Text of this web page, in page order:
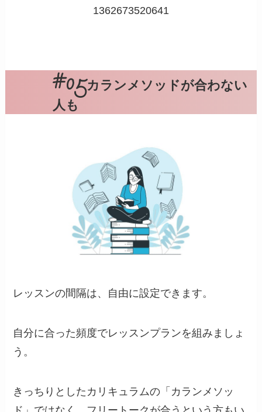
1362673520641
カランメソッドが合わない
人も
レッスンの間隔は、自由に設定できます。
自分に合った頻度でレッスンプランを組みましょ
う。
きっちりとしたカリキュラムの「カランメソッ